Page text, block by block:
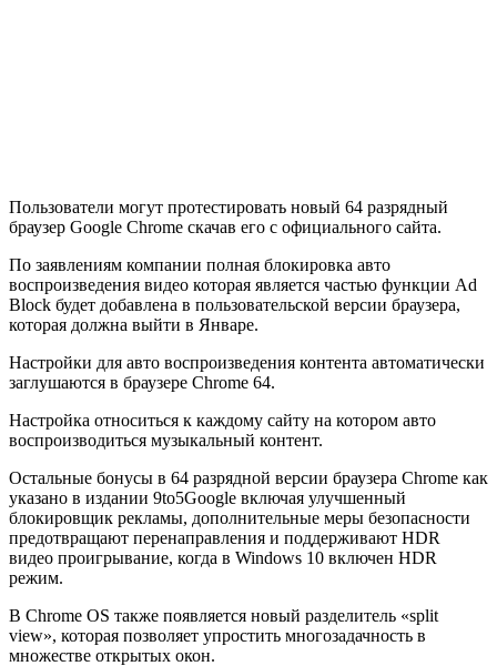
Пользователи могут протестировать новый 64 разрядный
браузер Google Chrome скачав его с официального сайта.
По заявлениям компании полная блокировка авто
воспроизведения видео которая является частью функции Ad
Block будет добавлена в пользовательской версии браузера,
которая должна выйти в Январе.
Настройки для авто воспроизведения контента автоматически
заглушаются в браузере Chrome 64.
Настройка относиться к каждому сайту на котором авто
воспроизводиться музыкальный контент.
Остальные бонусы в 64 разрядной версии браузера Chrome как
указано в издании 9to5Google включая улучшенный
блокировщик рекламы, дополнительные меры безопасности
предотвращают перенаправления и поддерживают HDR
видео проигрывание, когда в Windows 10 включен HDR
режим.
В Chrome OS также появляется новый разделитель «split
view», которая позволяет упростить многозадачность в
множестве открытых окон.